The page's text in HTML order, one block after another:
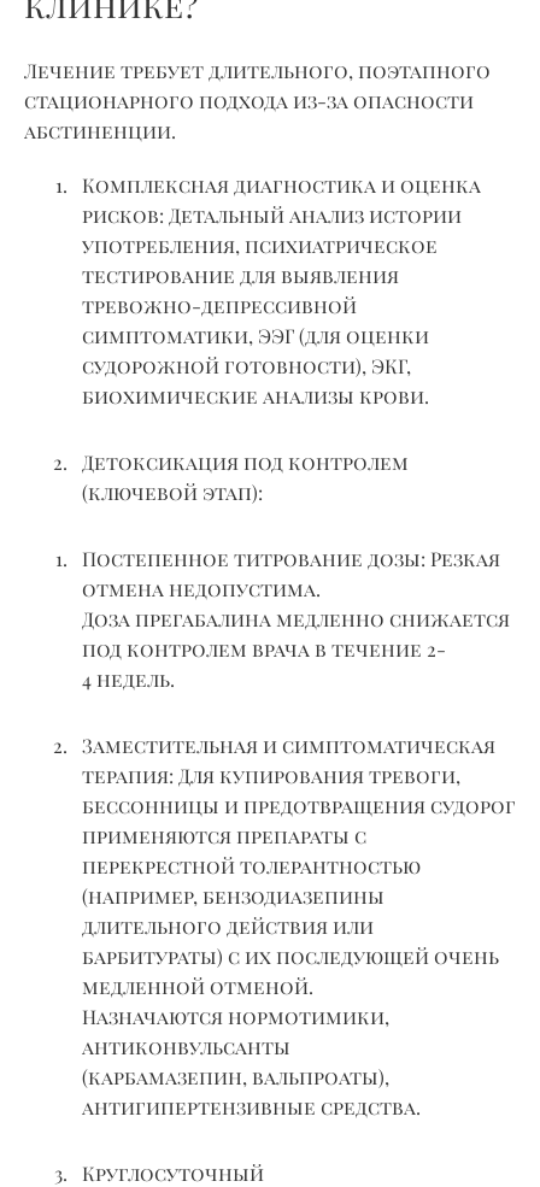
Лечение требует длительного, поэтапного
стационарного подхода из-за опасности
абстиненции.
Комплексная диагностика и оценка
рисков: Детальный анализ истории
употребления, психиатрическое
тестирование для выявления
тревожно-депрессивной
симптоматики, ЭЭГ (для оценки
судорожной готовности), ЭКГ,
биохимические анализы крови.
Детоксикация под контролем
(ключевой этап):
Постепенное титрование дозы: Резкая
отмена недопустима.
Доза прегабалина медленно снижается
под контролем врача в течение 2-
4недель.
Заместительная и симптоматическая
терапия: Для купирования тревоги,
бессонницы и предотвращения судорог
применяются препараты с
перекрестной толерантностью
(например, бензодиазепины
длительного действия или
барбитураты) с их последующей очень
медленной отменой.
Назначаютсянормотимики,
антиконвульсанты
(карбамазепин, вальпроаты),
антигипертензивные средства.
Круглосуточный